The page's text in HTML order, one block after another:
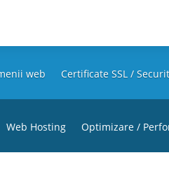
web Certificate SSL /
Web Hosting Optimizare /